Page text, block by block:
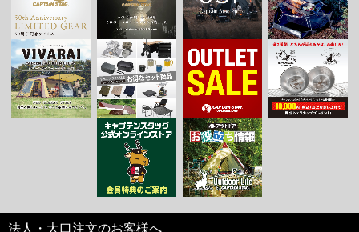
法人・大口注文のお客様へ